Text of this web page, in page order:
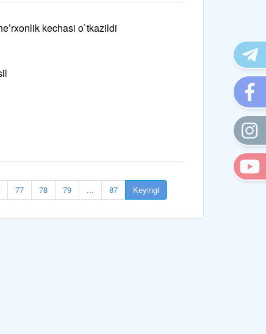
kechasi o`tkazildi
77 78 79 ... 87 Keyingi